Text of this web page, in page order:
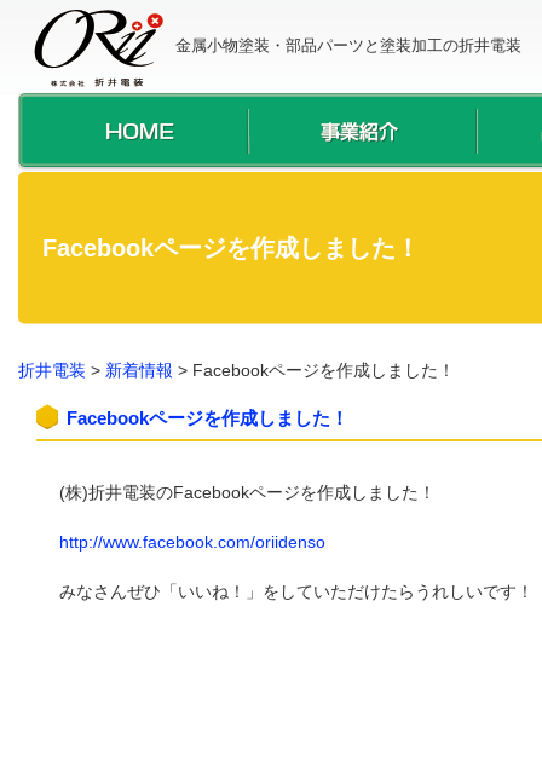
金属小物塗装・部品パーツと塗装加工の折井電装
Facebookページを作成しました！
折井電装 > 新着情報 > Facebookページを作成しました！
Facebookページを作成しました！
(株)折井電装のFacebookページを作成しました！
http://www.facebook.com/oriidenso
みなさんぜひ「いいね！」をしていただけたらうれしいです！